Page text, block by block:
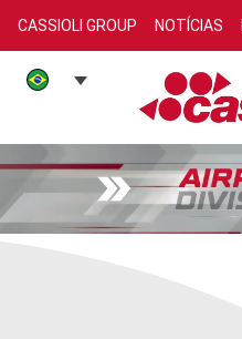
CASSIOLI GROUP NOTÍCIAS